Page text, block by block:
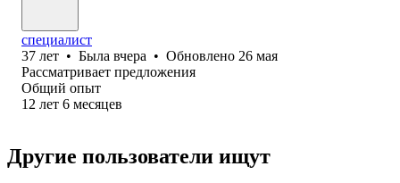
специалист
37 лет • Была вчера • Обновлено 26 мая
Рассматривает предложения
Общий опыт
12 лет 6 месяцев
Другие пользователи ищут